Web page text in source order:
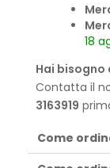
18
Hai
Contatta il
3163919
Come